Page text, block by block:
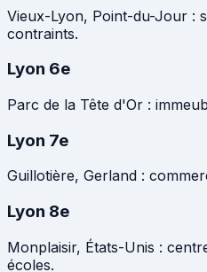
Vieux-Lyon, Point-du-Jour :
contraints.
Lyon 6e
Parc de la Tête d'Or :
Lyon 7e
Guillotière, Gerland :
Lyon 8e
Monplaisir, États-Unis :
écoles.